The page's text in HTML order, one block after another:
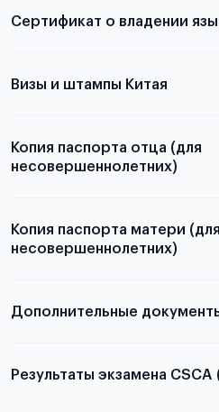
Подробнее о
Сертификат о владении
Визы и штампы Китая
Копия паспорта отца (для
несовершеннолетних)
Копия паспорта матери (для
несовершеннолетних)
выезда
Дополнительные
Результаты экзамена